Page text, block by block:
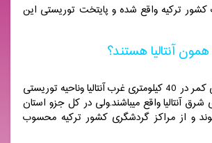
کشور ترکیه واقع شده و پایتخت توریستی این
خیر ، ناحیه توریستی کمر در 40 کیلومتری غرب آنتالیا وناحیه توریستی
شرق آنتالیا واقع میباشند.ولی در کل جزو استان
و از مراکز گردشگری کشور ترکیه محسوب